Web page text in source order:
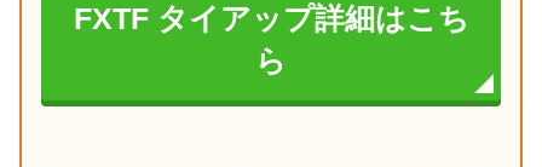
FXTF タイアップ詳細はこち
ら